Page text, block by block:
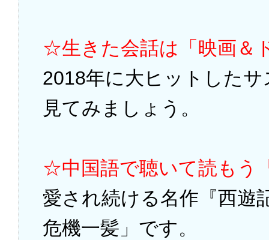
☆生きた会話は「映画＆
2018年に大ヒットした
見てみましょう。
☆中国語で聴いて読もう
愛され続ける名作『西
危機一髪」です。